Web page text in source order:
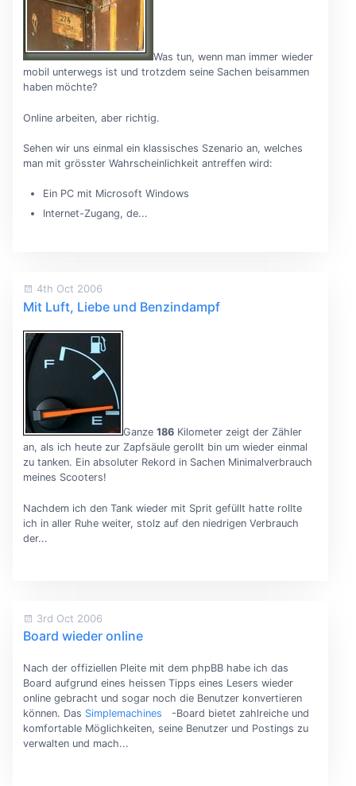
Was tun, wenn man immer wieder
mobil unterwegs ist und trotzdem seine Sachen beisammen
haben möchte?
Online arbeiten, aber richtig.
Sehen wir uns einmal ein klassisches Szenario an, welches
man mit grösster Wahrscheinlichkeit antreffen wird:
Ein PC mit Microsoft Windows
Internet-Zugang, de...
4th Oct 2006
Mit Luft, Liebe und Benzindampf
Ganze 186Kilometer zeigt der Zähler
an, als ich heute zur Zapfsäule gerollt bin um wieder einmal
zu tanken. Ein absoluter Rekord in Sachen Minimalverbrauch
meines Scooters!
Nachdem ich den Tank wieder mit Sprit gefüllt hatte rollte
ich in aller Ruhe weiter, stolz auf den niedrigen Verbrauch
der...
3rd Oct 2006
Board wieder online
Nach der offiziellen Pleite mit dem phpBB habe ich das
Board aufgrund eines heissen Tipps eines Lesers wieder
online gebracht und sogar noch die Benutzer konvertieren
können. Das Simplemachines
-Board bietet zahlreiche und
komfortable Möglichkeiten, seine Benutzer und Postings zu
verwalten und mach...